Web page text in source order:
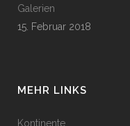
Galerien
15. Februar 2018
MEHR LINKS
Kontinente